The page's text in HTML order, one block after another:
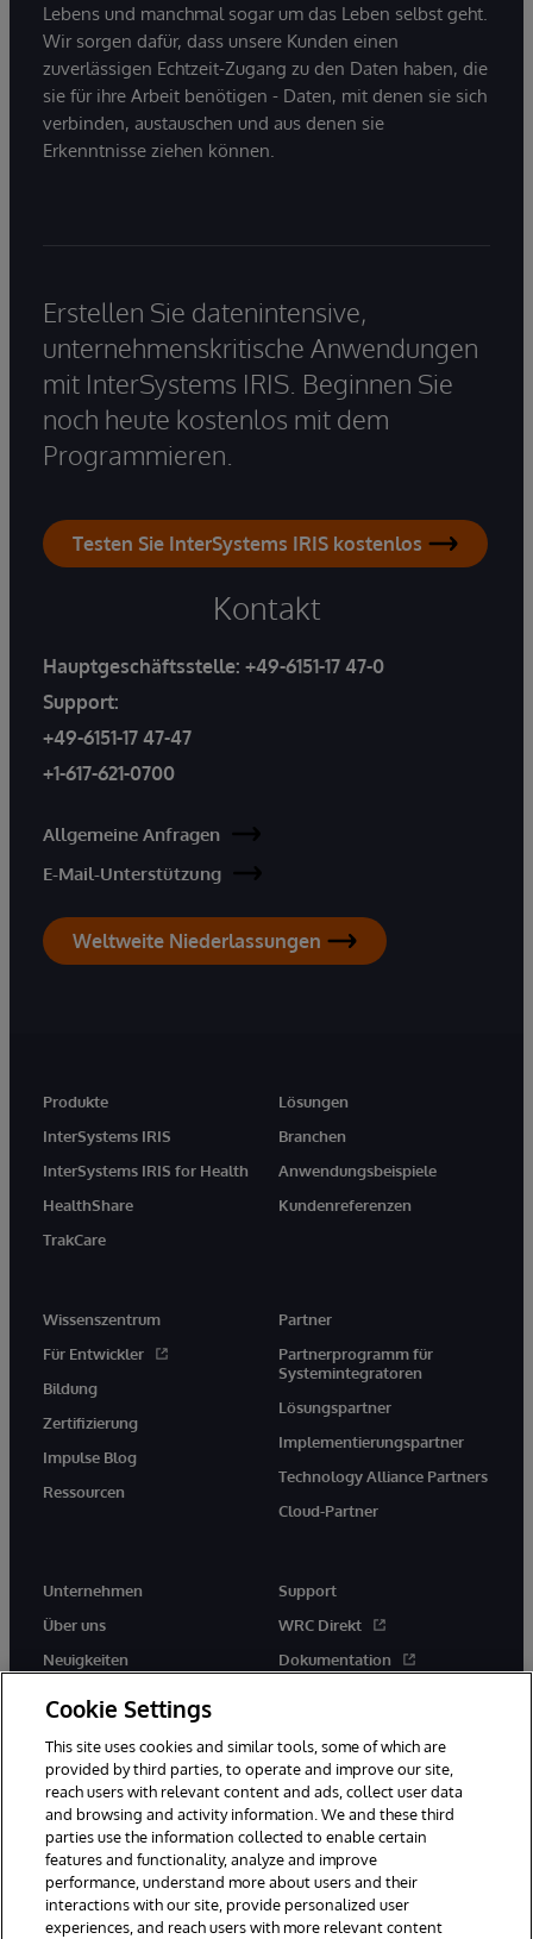
Lebens und manchmal sogar um das Leben selbst geht.
Wir sorgen dafür, dass unsere Kunden einen
zuverlässigen Echtzeit-Zugang zu den Daten haben, die
sie für ihre Arbeit benötigen - Daten, mit denen sie sich
verbinden, austauschen und aus denen sie
Erkenntnisse ziehen können.
Erstellen Sie datenintensive,
unternehmenskritische Anwendungen
mit InterSystems IRIS. Beginnen Sie
noch heute kostenlos mit dem
Programmieren.
Testen Sie InterSystems IRIS kostenlos
Kontakt
Hauptgeschäftsstelle: +49-6151-17 47-0
Support:
+49-6151-17 47-47
+1-617-621-0700
Allgemeine Anfragen
E-Mail-Unterstützung
Weltweite Niederlassungen
Produkte
InterSystems IRIS
InterSystems IRIS for Health
HealthShare
TrakCare
Lösungen
Branchen
Anwendungsbeispiele
Kundenreferenzen
Wissenszentrum
Für Entwickler
Bildung
Zertifizierung
Impulse Blog
Ressourcen
Partner
Partnerprogramm für
Systemintegratoren
Lösungspartner
Implementierungspartner
Technology Alliance Partners
Cloud-Partner
Unternehmen
Über uns
Neuigkeiten
Support
WRC Direkt
Dokumentation
© 1996-2026 InterSystems Corporation, Boston, MA. Alle Rechte
vorbehalten.
Cookie Settings
This site uses cookies and similar tools, some of which are
provided by third parties, to operate and improve our site,
reach users with relevant content and ads, collect user data
and browsing and activity information. We and these third
parties use the information collected to enable certain
features and functionality, analyze and improve
performance, understand more about users and their
interactions with our site, provide personalized user
experiences, and reach users with more relevant content